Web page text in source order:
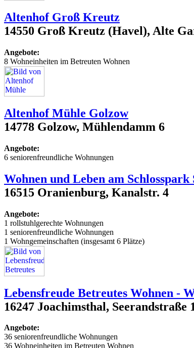
Altenhof Groß Kreutz
14550 Groß Kreutz (Havel), Alte
Angebote:
8 Wohneinheiten im Betreuten Wohnen
Altenhof Mühle Golzow
14778 Golzow, Mühlendamm 6
Angebote:
6 seniorenfreundliche Wohnungen
Wohnen und Leben am
16515 Oranienburg, Kanalstr. 4
Angebote:
1 rollstuhlgerechte Wohnungen
1 seniorenfreundliche Wohnungen
1 Wohngemeinschaften (insgesamt 6 Plätze)
Lebensfreude Betreutes Wohnen -
16247 Joachimsthal, Seerandstraße
Angebote:
36 seniorenfreundliche Wohnungen
36 Wohneinheiten im Betreuten Wohnen